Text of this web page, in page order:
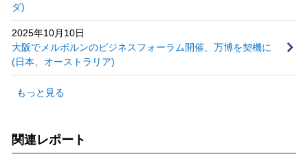
ダ)
2025年10月10日
大阪でメルボルンのビジネスフォーラム開催、万博を契機に
(日本、オーストラリア)
もっと見る
関連レポート